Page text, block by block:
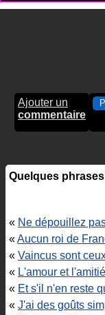
Ajouter un
commentaire
Quelques
« Ne dépouillez
«Aucun roi de
« Vaincus sont
« L'amour et
« Et s'il n'en reste
« J'ai des goûts